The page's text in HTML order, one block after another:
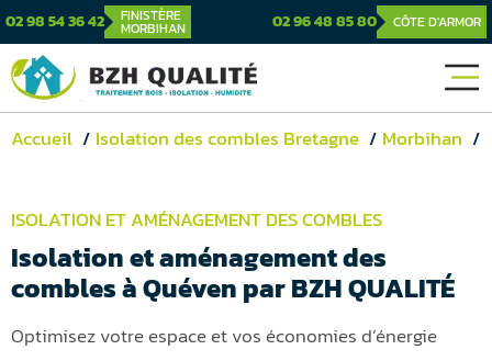
02 98 54 36 42 FINISTÈRE
MORBIHAN 02 96 48 85 80 CÔTE D'ARMOR
Accueil Isolation des combles Bretagne Morbihan
ISOLATION ET AMÉNAGEMENT DES COMBLES
Isolation et aménagement des
combles à Quéven par BZH QUALITÉ
Optimisez votre espace et vos économies d’énergie